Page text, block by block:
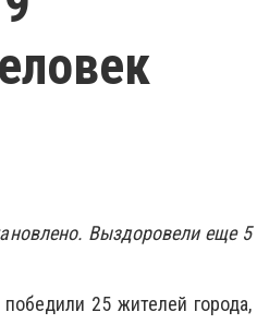
Выздоровели еще 5
25 жителей города,